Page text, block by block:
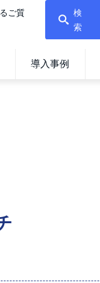
ご質
検
索
導入事例